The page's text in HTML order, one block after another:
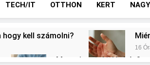
TECH/IT OTTHON KERT
kell számolni?
16
Mennyi a végkielégítés?